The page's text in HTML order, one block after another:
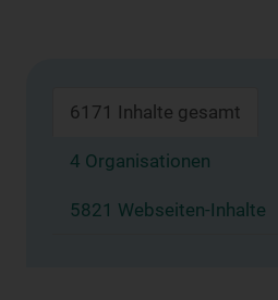
6171 Inhalte gesamt
4 Organisationen
5821 Webseiten-Inhalte